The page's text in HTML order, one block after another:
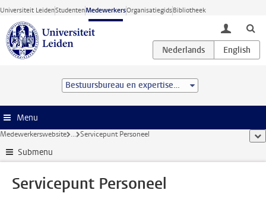
Ga direct naar de inhoud
Universiteit LeidenStudentenMedewerkersOrganisatiegidsBibliotheek
toggle
Bestuursbureau en expertisecentra
Menu
Medewerkerswebsite ... Servicepunt Personeel
Submenu
Servicepunt Personeel